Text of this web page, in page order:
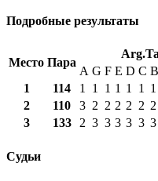
Подробные результаты
Место Пара
A G F E D C B
1
114 1 1 1 1 1 1 1
2
110 3 2 2 2 2 2 2
3
133 2 3 3 3 3 3 3
Судьи